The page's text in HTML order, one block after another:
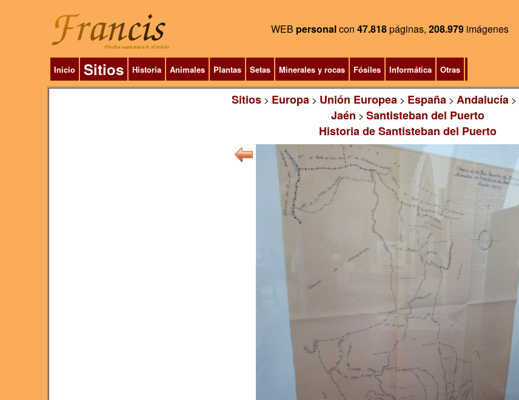
WEB personalcon 47.818páginas, 208.979 imágenes
Inicio Sitios Historia Animales Plantas Setas Minerales y rocas Fósiles Informática Otras
Sitios> Europa> Unión Europea> España> Andalucía>
Jaén > Santisteban del Puerto
Historia de Santisteban del Puerto